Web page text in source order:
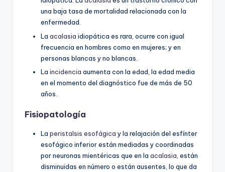
una baja tasa de mortalidad relacionada con la
enfermedad.
La acalasia idiopática es rara, ocurre con igual
frecuencia en hombres como en mujeres; y en
personas blancas y no blancas.
La incidencia aumenta con la edad, la edad media
en el momento del diagnóstico fue de más de 50
años.
Fisiopatología
La peristalsis esofágica y la relajación del esfínter
esofágico inferior están mediadas y coordinadas
por neuronas mientéricas que en la acalasia , están
disminuidas en número o están ausentes, lo que da